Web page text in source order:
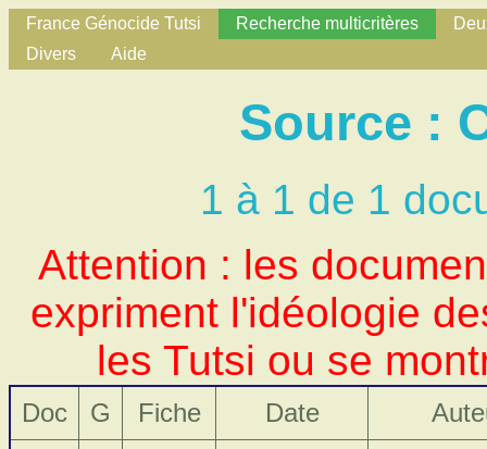
France Génocide Tutsi Recherche multicritères
Divers
Aide
Source :
1 à 1 de 1
Attention : les
expriment l'idéologie
les Tutsi ou se
Doc G Fiche Date